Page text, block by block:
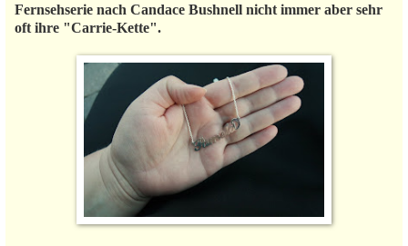
Fernsehserie nach Candace Bushnell nicht immer aber sehr
oft ihre "Carrie-Kette".